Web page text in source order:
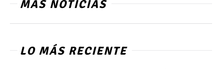
MÁS NOTICIAS
LO MÁS RECIENTE